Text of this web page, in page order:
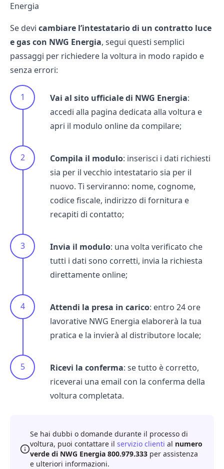
Energia
Se devi cambiare l’intestatario di un contratto luce
e gas con NWG Energia, segui questi semplici
passaggi per richiedere la voltura in modo rapido e
senza errori:
Vai al sito ufficiale di NWG Energia:
accedi alla pagina dedicata alla voltura e
apri il modulo online da compilare;
Compila il modulo: inserisci i dati richiesti
sia per il vecchio intestatario sia per il
nuovo. Ti serviranno: nome, cognome,
codice fiscale, indirizzo di fornitura e
recapiti di contatto;
Invia il modulo: una volta verificato che
tutti i dati sono corretti, invia la richiesta
direttamente online;
Attendi la presa in carico: entro 24 ore
lavorative NWG Energia elaborerà la tua
pratica e la invierà al distributore locale;
Ricevi la conferma: se tutto è corretto,
riceverai una email con la conferma della
voltura completata.
Se hai dubbi o domande durante il processo di
voltura, puoi contattare il servizio clienti al numero
verde di NWG Energia 800.979.333 per assistenza
e ulteriori informazioni.